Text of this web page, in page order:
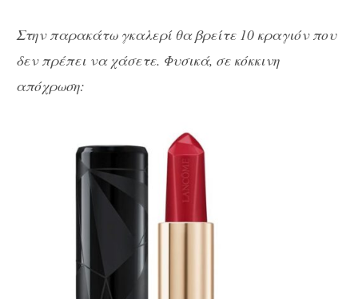
Στην παρακάτω γκαλερί θα βρείτε 10 κραγιόν που
δεν πρέπει να χάσετε. Φυσικά, σε κόκκινη
απόχρωση: